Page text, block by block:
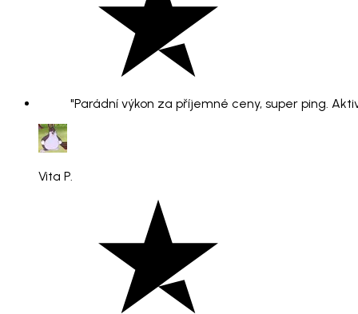
"Parádní výkon za příjemné ceny, super ping.
Vita P.